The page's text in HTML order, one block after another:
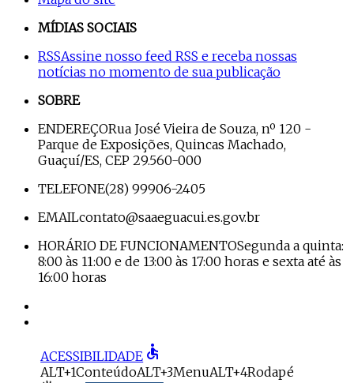
MÍDIAS SOCIAIS
RSSAssine nosso feed RSS e receba nossas
notícias no momento de sua publicação
SOBRE
ENDEREÇORua José Vieira de Souza, nº 120 -
Parque de Exposições, Quincas Machado,
Guaçuí/ES, CEP 29.560-000
TELEFONE(28) 99906-2405
EMAILcontato@saaeguacui.es.gov.br
HORÁRIO DE FUNCIONAMENTOSegunda a quinta:
8:00 às 11:00 e de 13:00 às 17:00 horas e sexta até às
16:00 horas
ACESSIBILIDADE accessible
ALT+1ConteúdoALT+3MenuALT+4Rodapé